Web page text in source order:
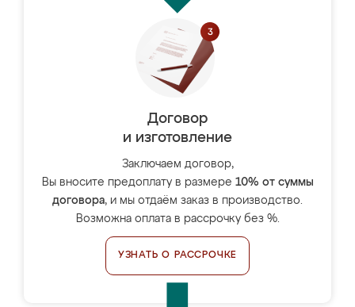
Договор
и изготовление
Заключаем договор,
Вы вносите предоплату в размере 10% от суммы
договора, и мы отдаём заказ в производство.
Возможна оплата в рассрочку без %.
УЗНАТЬ О РАССРОЧКЕ